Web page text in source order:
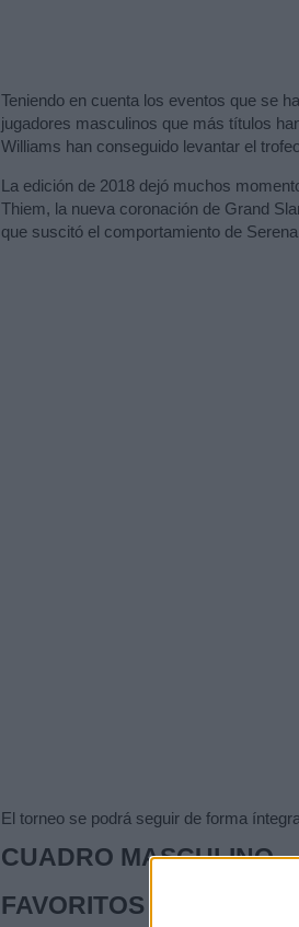
Teniendo en cuenta los eventos que se
jugadores masculinos que más títulos
Williams han conseguido levantar el
La edición de 2018 dejó muchos
Thiem, la nueva coronación de Grand
que suscitó el comportamiento de
El torneo se podrá seguir de forma
CUADRO MASCULINO
FAVORITOS